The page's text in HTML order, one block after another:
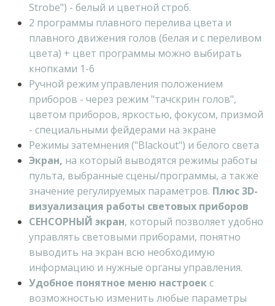
Strobe") - белый и цветной строб.
2 программы плавного перелива цвета и
плавного движения голов (белая и с переливом
цвета) + цвет программы можно выбирать
кнопками 1-6
Ручной режим управления положением
приборов - через режим "тачскрин голов",
цветом приборов, яркостью, фокусом, призмой
- специальными фейдерами на экране
Режимы затемнения ("Blackout") и белого света
Экран, на который выводятся режимы работы
пульта, выбранные сцены/программы, а также
значение регулируемых параметров. Плюс 3D-
визуализация работы световых приборов
СЕНСОРНЫЙ экран, который позволяет удобно
управлять световыми приборами, понятно
выводить на экран всю необходимую
информацию и нужные органы управления.
Удобное понятное меню настроекс
возможностью изменить любые параметры